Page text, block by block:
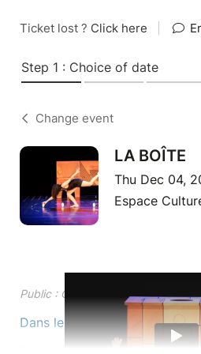
Ticket lost ? Click here
Step 1 : Choice of date
Change event
LA BOÎTE
Thu Dec 04,
Espace
Public : Conseillé à partir de 2 ans.
Dans le cadre du Festival